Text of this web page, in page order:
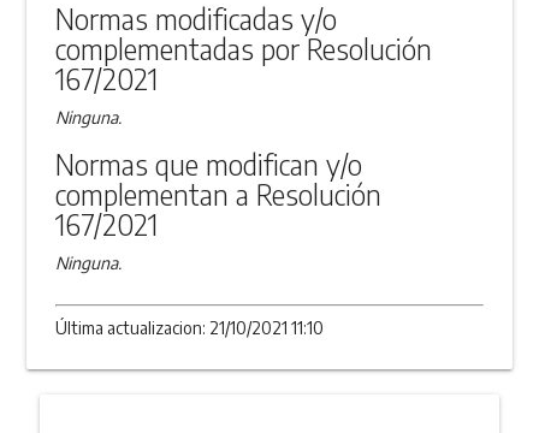
Normas modificadas y/o
complementadas por Resolución
167/2021
Ninguna.
Normas que modifican y/o
complementan a Resolución
167/2021
Ninguna.
Última actualizacion: 21/10/2021 11:10